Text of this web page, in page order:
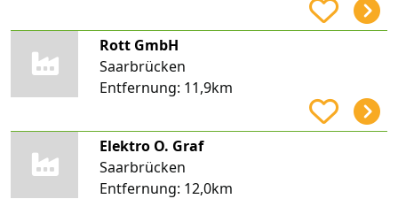
Rott GmbH
Saarbrücken
Entfernung: 11,9km
Elektro O. Graf
Saarbrücken
Entfernung: 12,0km